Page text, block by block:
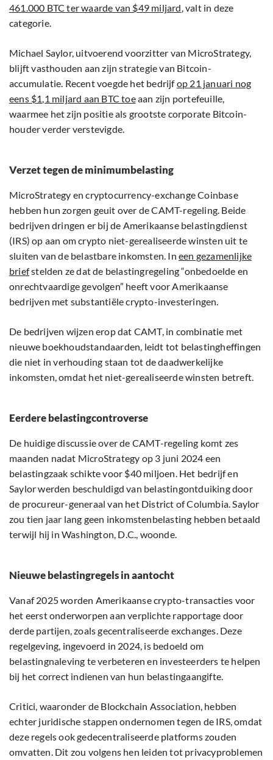
461.000 BTC ter waarde van $49 miljard, valt in deze
categorie.
Michael Saylor, uitvoerend voorzitter van MicroStrategy,
blijft vasthouden aan zijn strategie van Bitcoin-
accumulatie. Recent voegde het bedrijfop 21 januari nog
eens $1,1 miljard aan BTC toeaan zijn portefeuille,
waarmee het zijn positie als grootste corporate Bitcoin-
houder verder verstevigde.
Verzet tegen de minimumbelasting
MicroStrategy en cryptocurrency-exchange Coinbase
hebben hun zorgen geuit over de CAMT-regeling. Beide
bedrijven dringen er bij de Amerikaanse belastingdienst
(IRS) op aan om crypto niet-gerealiseerde winsten uit te
sluiten van de belastbare inkomsten. In een gezamenlijke
briefstelden ze dat de belastingregeling “onbedoelde en
onrechtvaardige gevolgen” heeft voor Amerikaanse
bedrijven met substantiële crypto-investeringen.
De bedrijven wijzen erop dat CAMT, in combinatie met
nieuwe boekhoudstandaarden, leidt tot belastingheffingen
die niet in verhouding staan tot de daadwerkelijke
inkomsten, omdat het niet-gerealiseerde winsten betreft.
Eerdere belastingcontroverse
De huidige discussie over de CAMT-regeling komt zes
maanden nadat MicroStrategy op 3 juni 2024 een
belastingzaak schikte voor $40 miljoen. Het bedrijf en
Saylor werden beschuldigd van belastingontduiking door
de procureur-generaal van het District of Columbia. Saylor
zou tien jaar lang geen inkomstenbelasting hebben betaald
terwijl hij in Washington, D.C., woonde.
Nieuwe belastingregels in aantocht
Vanaf 2025 worden Amerikaanse crypto-transacties voor
het eerst onderworpen aan verplichte rapportage door
derde partijen, zoals gecentraliseerde exchanges. Deze
regelgeving, ingevoerd in 2024, is bedoeld om
belastingnaleving te verbeteren en investeerders te helpen
bij het correct indienen van hun belastingaangifte.
Critici, waaronder de Blockchain Association, hebben
echter juridische stappen ondernomen tegen de IRS, omdat
deze regels ook gedecentraliseerde platforms zouden
omvatten. Dit zou volgens hen leiden tot privacyproblemen